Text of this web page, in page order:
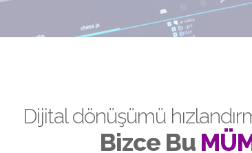
Dijital dönüşümü
Bizce Bu